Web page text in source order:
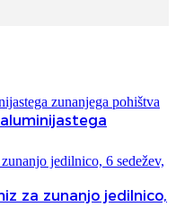
za zunanjo jedilnico,